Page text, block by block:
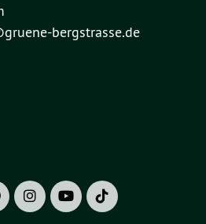
bergstrasse.de